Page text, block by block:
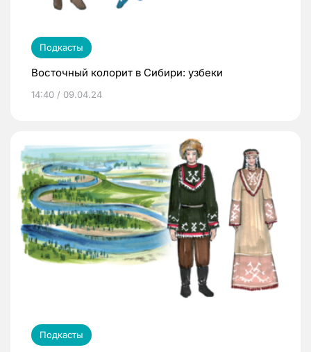
Подкасты
Восточный колорит в Сибири: узбеки
14:40 / 09.04.24
Подкасты